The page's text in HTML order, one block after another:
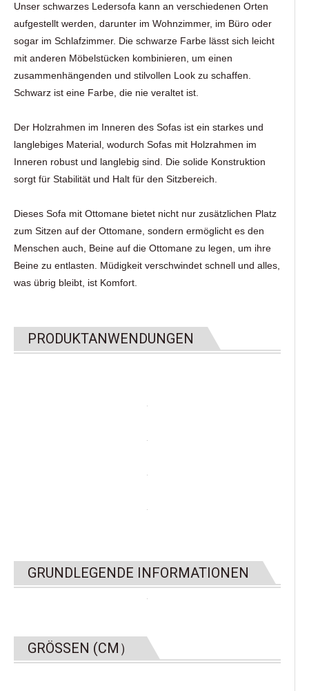
Unser schwarzes Ledersofa kann an verschiedenen Orten
aufgestellt werden, darunter im Wohnzimmer, im Büro oder
sogar im Schlafzimmer. Die schwarze Farbe lässt sich leicht
mit anderen Möbelstücken kombinieren, um einen
zusammenhängenden und stilvollen Look zu schaffen.
Schwarz ist eine Farbe, die nie veraltet ist.
Der Holzrahmen im Inneren des Sofas ist ein starkes und
langlebiges Material, wodurch Sofas mit Holzrahmen im
Inneren robust und langlebig sind. Die solide Konstruktion
sorgt für Stabilität und Halt für den Sitzbereich.
Dieses Sofa mit Ottomane bietet nicht nur zusätzlichen Platz
zum Sitzen auf der Ottomane, sondern ermöglicht es den
Menschen auch, Beine auf die Ottomane zu legen, um ihre
Beine zu entlasten. Müdigkeit verschwindet schnell und alles,
was übrig bleibt, ist Komfort.
PRODUKTANWENDUNGEN
GRUNDLEGENDE INFORMATIONEN
GRÖSSEN (CM）